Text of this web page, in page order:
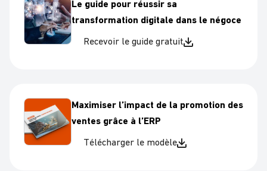
Le guide pour réussir sa
transformation digitale dans le négoce
Recevoir le guide gratuit
Maximiser l’impact de la promotion des
ventes grâce à l’ERP
Télécharger le modèle